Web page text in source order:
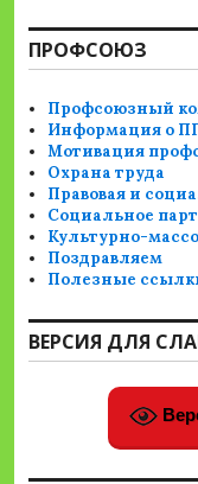
ПРОФСОЮЗ
Профсоюзный
Информация о
Мотивация
Охрана труда
Правовая и
Социальное
Культурно-
Поздравляем
Полезные
ВЕРСИЯ ДЛЯ